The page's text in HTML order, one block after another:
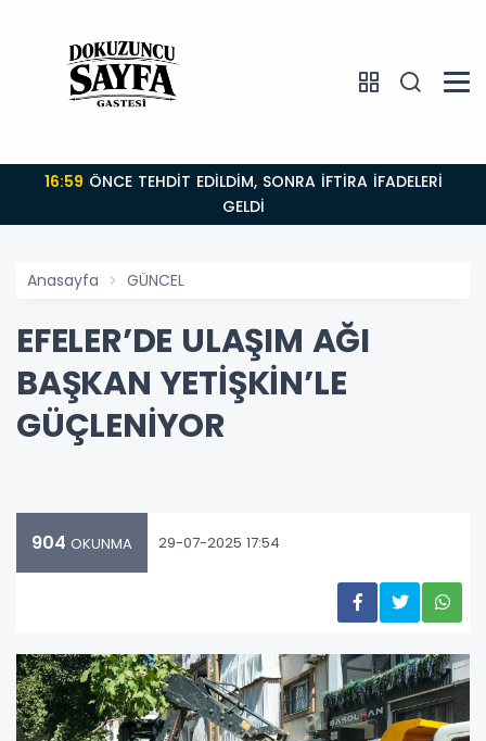
16:59
GELDİ
Anasayfa GÜNCEL
EFELER’DE ULAŞIM AĞI
BAŞKAN YETİŞKİN’LE
GÜÇLENİYOR
904 OKUNMA 29-07-2025 17:54